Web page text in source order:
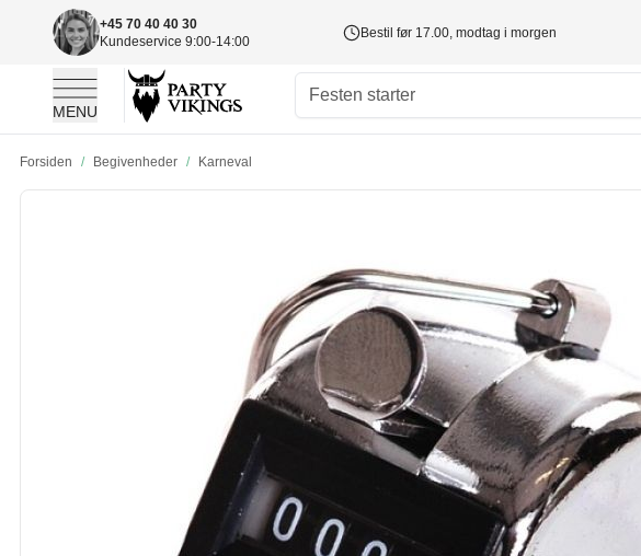
+45 70 40 40 30
Kundeservice 9:00-14:00
Bestil før 17.00, modtag i morgen
MENU
Forsiden / Begivenheder / Karneval